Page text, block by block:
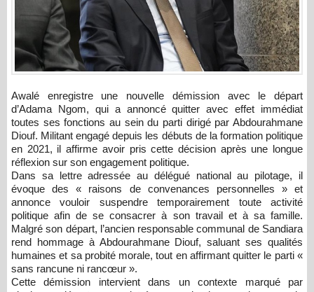
Awalé enregistre une nouvelle démission avec le départ
d’Adama Ngom, qui a annoncé quitter avec effet immédiat
toutes ses fonctions au sein du parti dirigé par Abdourahmane
Diouf. Militant engagé depuis les débuts de la formation politique
en 2021, il affirme avoir pris cette décision après une longue
réflexion sur son engagement politique.
Dans sa lettre adressée au délégué national au pilotage, il
évoque des « raisons de convenances personnelles » et
annonce vouloir suspendre temporairement toute activité
politique afin de se consacrer à son travail et à sa famille.
Malgré son départ, l’ancien responsable communal de Sandiara
rend hommage à Abdourahmane Diouf, saluant ses qualités
humaines et sa probité morale, tout en affirmant quitter le parti «
sans rancune ni rancœur ».
Cette démission intervient dans un contexte marqué par